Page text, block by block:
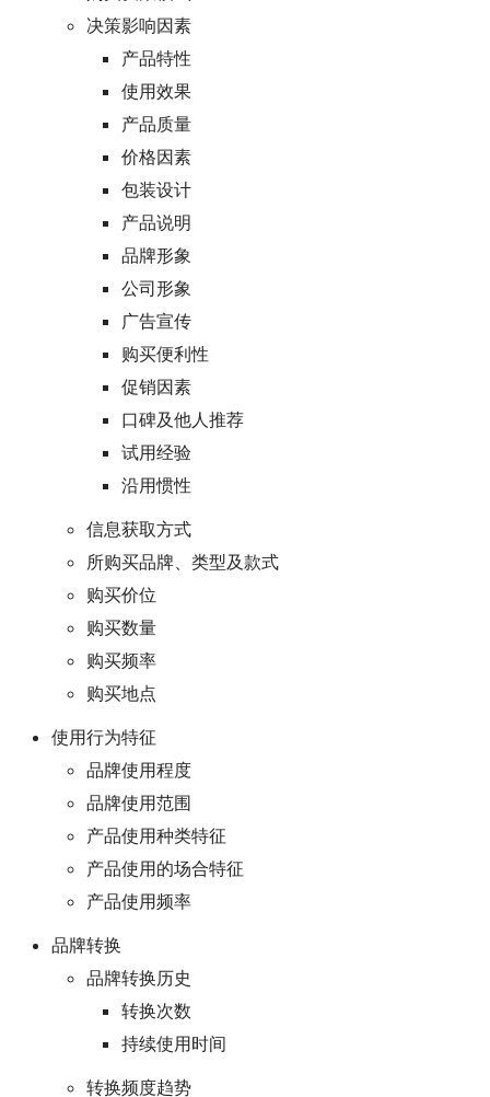
决策影响因素
产品特性
使用效果
产品质量
价格因素
包装设计
产品说明
品牌形象
公司形象
广告宣传
购买便利性
促销因素
口碑及他人推荐
试用经验
沿用惯性
信息获取方式
所购买品牌、类型及款式
购买价位
购买数量
购买频率
购买地点
使用行为特征
品牌使用程度
品牌使用范围
产品使用种类特征
产品使用的场合特征
产品使用频率
品牌转换
品牌转换历史
转换次数
持续使用时间
转换频度趋势